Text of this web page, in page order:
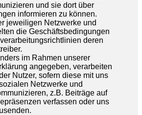
und sie dort über
informieren zu können.
jeweiligen Netzwerke und
die Geschäftsbedingungen
deren
im Rahmen unserer
angegeben, verarbeiten
Nutzer, sofern diese mit uns
Netzwerke und
z.B. Beiträge auf
verfassen oder uns